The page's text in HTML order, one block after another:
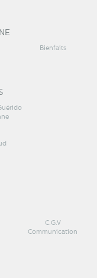
Bienfaits
C.G.V
Communication